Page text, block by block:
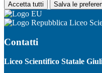
Accetta tutti Salva le
Liceo
Contatti
Liceo Scientifico Statale